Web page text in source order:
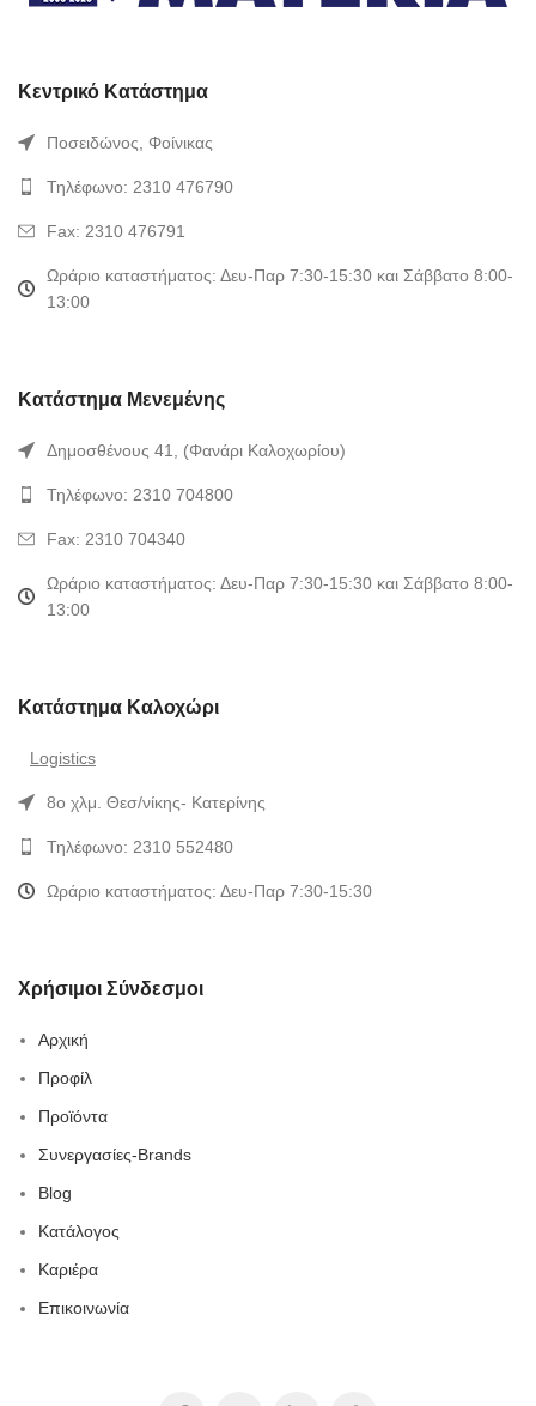
Κεντρικό Κατάστημα
Ποσειδώνος, Φοίνικας
Τηλέφωνο: 2310 476790
Fax: 2310 476791
Ωράριο καταστήματος: Δευ-Παρ 7:30-15:30 και Σάββατο 8:00-
13:00
Κατάστημα Μενεμένης
Δημοσθένους 41, (Φανάρι Καλοχωρίου)
Τηλέφωνο: 2310 704800
Fax: 2310 704340
Ωράριο καταστήματος: Δευ-Παρ 7:30-15:30 και Σάββατο 8:00-
13:00
Κατάστημα Καλοχώρι
Logistics
8ο χλμ. Θεσ/νίκης- Κατερίνης
Τηλέφωνο: 2310 552480
Ωράριο καταστήματος: Δευ-Παρ 7:30-15:30
Χρήσιμοι Σύνδεσμοι
Αρχική
Προφίλ
Προϊόντα
Συνεργασίες-Brands
Blog
Κατάλογος
Καριέρα
Επικοινωνία